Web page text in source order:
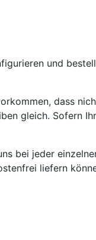
und
dass
gleich. Sofern
bei jeder
liefern